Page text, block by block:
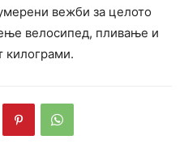
вежби за целото
велосипед, пливање и
килограми.